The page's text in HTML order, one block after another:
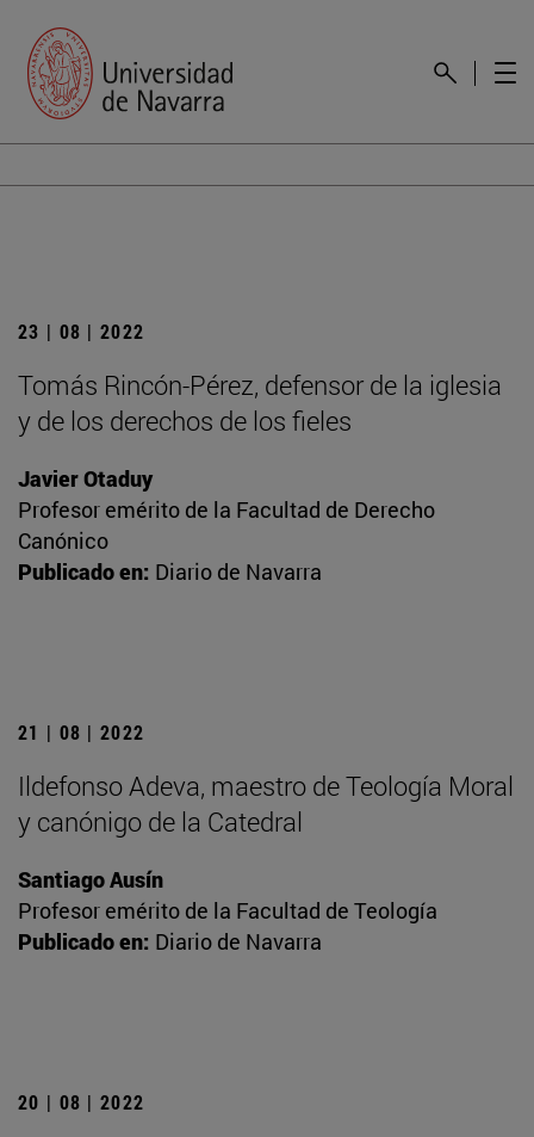
23 | 08 | 2022
Tomás Rincón-Pérez, defensor de la iglesia
y de los derechos de los fieles
Javier Otaduy
Profesor emérito de la Facultad de Derecho
Canónico
Publicado en: Diario de Navarra
21 | 08 | 2022
Ildefonso Adeva, maestro de Teología Moral
y canónigo de la Catedral
Santiago Ausín
Profesor emérito de la Facultad de Teología
Publicado en: Diario de Navarra
20 | 08 | 2022